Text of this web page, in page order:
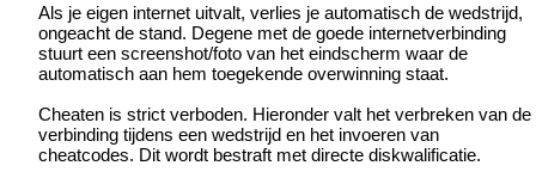
Als je eigen internet uitvalt, verlies je automatisch de wedstrijd,
ongeacht de stand. Degene met de goede internetverbinding
stuurt een screenshot/foto van het eindscherm waar de
automatisch aan hem toegekende overwinning staat.
Cheaten is strict verboden. Hieronder valt het verbreken van de
verbinding tijdens een wedstrijd en het invoeren van
cheatcodes. Dit wordt bestraft met directe diskwalificatie.